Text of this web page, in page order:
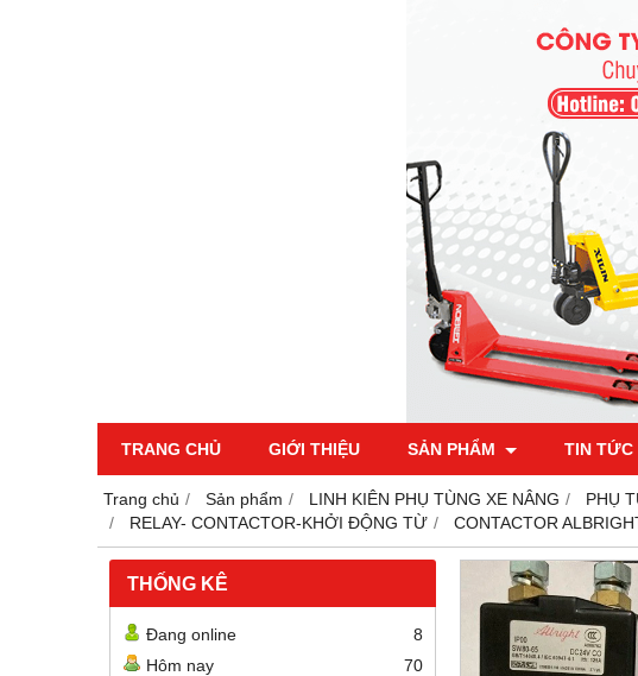
TRANG CHỦ GIỚI THIỆU SẢN PHẨM TIN TỨC
Trang chủ Sản phẩm LINH KIÊN PHỤ TÙNG XE NÂNG
PHỤ
RELAY- CONTACTOR-KHỞI ĐỘNG TỪ
CONTACTOR
THỐNG KÊ
Đang online
8
Hôm nay
70